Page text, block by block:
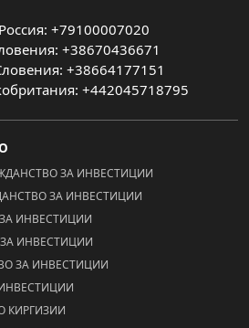
+79100007020
+38670436671
+38664177151
+442045718795
ЗА ИНВЕСТИЦИИ
ЗА ИНВЕСТИЦИИ
ИНВЕСТИЦИИ
ИНВЕСТИЦИИ
ЗА ИНВЕСТИЦИИ
КИРГИЗИИ